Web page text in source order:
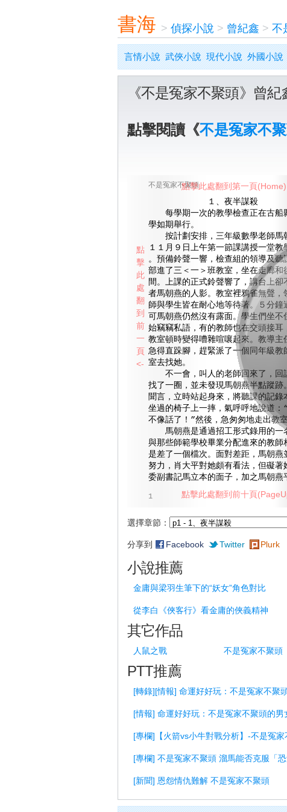
書海 > 偵探小說 > 曾紀鑫 > 不
言情小說 武俠小說 現代小說 外國小說
《不是冤家不聚頭》曾
點擊閱讀《不是冤家不
不是冤家不聚頭
１、夜半謀殺
每學期一次的教學檢查正在古船
學如期舉行。
按計劃安排，三年級數學老師馬
１１月９日上午第一節課講授一堂教
。預備鈴聲一響，檢查組的領導及聽
部進了三＜一＞班教室，坐在走廊和
間。上課的正式鈴聲響了，講台上卻
者馬朝燕的人影。教室裡鴉雀無聲，
師與學生皆在耐心地等待著。５分鐘
可馬朝燕仍然沒有露面。學生們坐不
始竊竊私語，有的教師也在交頭接耳
教室頓時變得嘈雜喧嚷起來。教導主
急得直跺腳，趕緊派了一個同年級教
室去找她。
不一會，叫人的老師回來了，回
找了一圈，並未發現馬朝燕半點蹤跡
聞言，立時站起身來，將聽課的記錄
坐過的椅子上一摔，氣呼呼地說道：
不像話了！”然後，急匆匆地走出教室
馬朝燕是通過招工形式錄用的一
與那些師範學校畢業分配進來的教師
是差了一個檔次。面對差距，馬朝燕
努力，肖大平對她頗有看法，但礙著
委副書記馬立本的面子，加之馬朝燕
1
選擇章節：
分享到 Facebook Twitter Plurk
點擊此處翻到第一頁(Home)
點擊此處翻到前十頁
點
擊
此
處
翻
到
前
一
頁
<-
小說推薦
金庸與梁羽生筆下的“妖女”角色對比
從李白《俠客行》看金庸的俠義精神
其它作品
人鼠之戰 不是冤家不聚頭
PTT推薦
[轉錄][情報] 命運好好玩：不是冤家不聚
[情報] 命運好好玩：不是冤家不聚頭的男
[專欄]【火箭vs小牛對戰分析】-不是冤家
[專欄] 不是冤家不聚頭 溜馬能否克服「
[新聞] 恩怨情仇難解 不是冤家不聚頭